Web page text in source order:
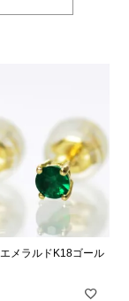
メラルドK18ゴール